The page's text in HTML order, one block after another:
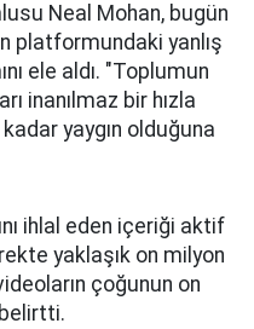
Neal Mohan, bugün
platformundaki yanlış
ele aldı. "Toplumun
inanılmaz bir hızla
yaygın olduğuna
ihlal eden içeriği aktif
yaklaşık on milyon
çoğunun on